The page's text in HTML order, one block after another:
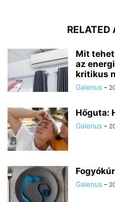
RELATED
Mit
az
kritikus
Galenus -
Hőguta:
Galenus -
Galenus -